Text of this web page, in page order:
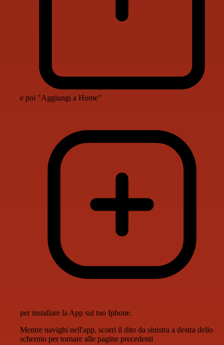
e poi "Aggiungi a Home"
per installare la App sul tuo Iphone.
Mentre navighi nell'app, scorri il dito da sinistra a destra dello
schermo per tornare alle pagine precedenti